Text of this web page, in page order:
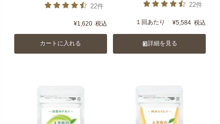
22件
¥1,620 税込
カートに入れる
22件
１回あたり ¥5,584 税込
詳細を見る